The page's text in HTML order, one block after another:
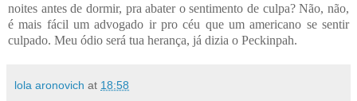
noites antes de dormir, pra abater o sentimento de culpa? Não, não,
é mais fácil um advogado ir pro céu que um americano se sentir
culpado. Meu ódio será tua herança, já dizia o Peckinpah.
lola aronovich at 18:58